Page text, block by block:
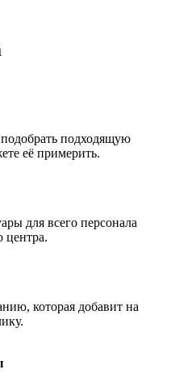
подходящую
её примерить.
для всего персонала
центра.
которая добавит на